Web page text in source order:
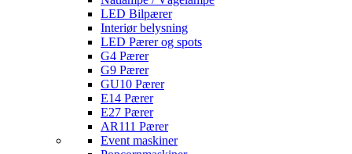
LED Bilpærer
Interiør belysning
LED Pærer og spots
G4 Pærer
G9 Pærer
GU10 Pærer
E14 Pærer
E27 Pærer
AR111 Pærer
Event maskiner